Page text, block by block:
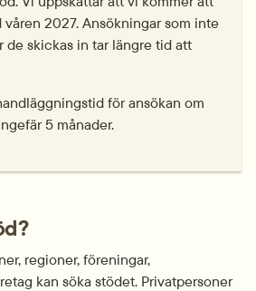
2027. Ansökningar som inte
de skickas in tar längre tid att
för ansökan om
5 månader.
regioner, föreningar,
kan söka stödet. Privatpersoner